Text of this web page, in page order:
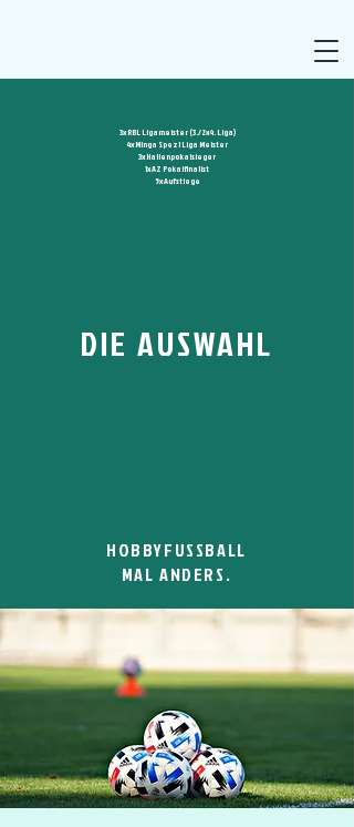
3x RBL Ligameister (3./2x4. Liga)
4x Minga Spezl Liga Meister
3x Hallenpokalsieger
1x AZ Pokalfinalist
5x Aufstiege
DIE AUSWAHL
HOBBYFUSSBALL
MAL ANDERS.